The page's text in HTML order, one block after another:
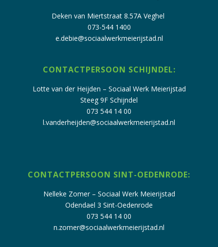
Deken van Miertstraat 8.57A Veghel
073-544 1400
e.debie@sociaalwerkmeierijstad.nl
CONTACTPERSOON SCHIJNDEL:
Lotte van der Heijden – Sociaal Werk Meierijstad
Steeg 9F Schijndel
073 544 14 00
l.vanderheijden@sociaalwerkmeierijstad.nl
CONTACTPERSOON SINT-OEDENRODE:
Nelleke Zomer – Sociaal Werk Meierijstad
Odendael 3 Sint-Oedenrode
073 544 14 00
n.zomer@sociaalwerkmeierijstad.nl